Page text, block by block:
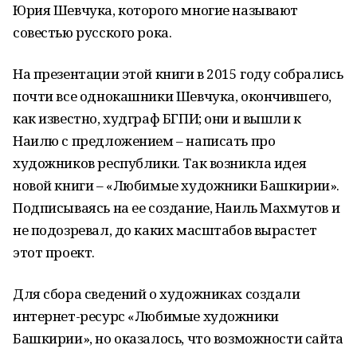
Юрия Шевчука, которого многие называют
совестью русского рока.
На презентации этой книги в 2015 году собрались
почти все однокашники Шевчука, окончившего,
как известно, худграф БГПИ; они и вышли к
Наилю с предложением – написать про
художников республики. Так возникла идея
новой книги – «Любимые художники Башкирии».
Подписываясь на ее создание, Наиль Махмутов и
не подозревал, до каких масштабов вырастет
этот проект.
Для сбора сведений о художниках создали
интернет-ресурс «Любимые художники
Башкирии», но оказалось, что возможности сайта